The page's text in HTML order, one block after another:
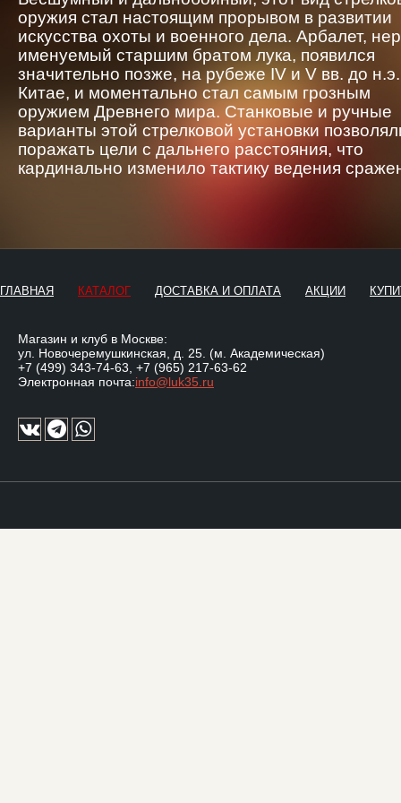
оружия стал настоящим прорывом в развитии
искусства охоты и военного дела. Арбалет,
именуемый старшим братом лука, появился
значительно позже, на рубеже IV и V вв. до
Китае, и моментально стал самым грозным
оружием Древнего мира. Станковые и ручные
варианты этой стрелковой установки
поражать цели с дальнего расстояния, что
кардинально изменило тактику ведения
ГЛАВНАЯ КАТАЛОГ ДОСТАВКА И ОПЛАТА АКЦИИ
Магазин и клуб в Москве:
ул. Новочеремушкинская, д. 25. (м. Академическая)
+7 (499) 343-74-63 +7 (965) 217-63-62
Электронная почта:info@luk35.ru